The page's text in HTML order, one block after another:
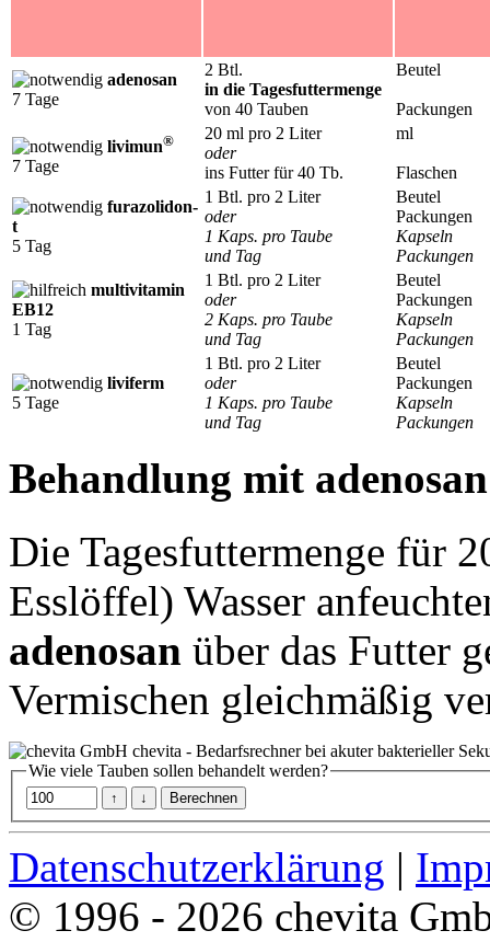
adenosan
7 Tage
2 Btl.
in die Tagesfuttermenge
von 40 Tauben
Beutel
Packungen
livimun®
7 Tage
20 ml pro 2 Liter
oder
ins Futter für 40 Tb.
ml
Flaschen
furazolidon-
t
5 Tag
1 Btl. pro 2 Liter
oder
1 Kaps. pro Taube
und Tag
Beutel
Packungen
Kapseln
Packungen
multivitamin
EB12
1 Tag
1 Btl. pro 2 Liter
oder
2 Kaps. pro Taube
und Tag
Beutel
Packungen
Kapseln
Packungen
liviferm
5 Tage
1 Btl. pro 2 Liter
oder
1 Kaps. pro Taube
und Tag
Beutel
Packungen
Kapseln
Packungen
Behandlung mit
Die Tagesfuttermenge für
Esslöffel) Wasser
adenosan über das Futter
Vermischen gleichmäßig
chevita - Bedarfsrechner bei akuter bakterieller
Wie viele Tauben sollen behandelt werden?
Datenschutzerklärung |
© 1996 - 2026 chevita